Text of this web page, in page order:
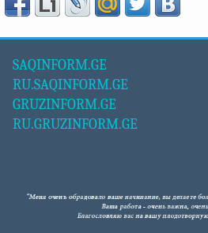
SAQINFORM.GE
RU.SAQINFORM.GE
GRUZINFORM.GE
RU.GRUZINFORM.GE